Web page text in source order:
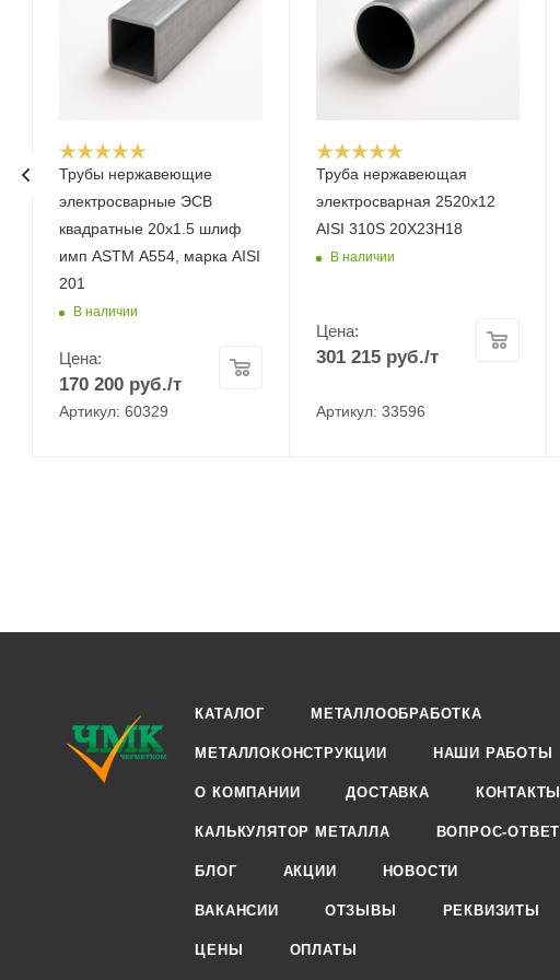
Трубы нержавеющие
электросварные ЭСВ
квадратные 20х1.5 шлиф
имп ASTM A554, марка AISI
201
В наличии
Цена:
170 200 руб./т
Артикул: 60329
Труба нержавеющая
электросварная 2520х12
AISI 310S 20Х23Н18
В наличии
Цена:
301 215руб./т
Артикул: 33596
КАТАЛОГ МЕТАЛЛООБРАБОТКА
МЕТАЛЛОКОНСТРУКЦИИ НАШИ РАБОТЫ
О КОМПАНИИ ДОСТАВКА КОНТАКТЫ
КАЛЬКУЛЯТОР МЕТАЛЛА ВОПРОС-ОТВЕТ
БЛОГ АКЦИИ НОВОСТИ
ВАКАНСИИ ОТЗЫВЫ РЕКВИЗИТЫ
ЦЕНЫ ОПЛАТЫ